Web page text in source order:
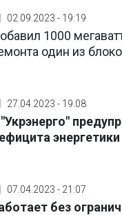
02.09.2023 - 19:19
1000
один из
27.04.2023 - 19:08
энергетики
07.04.2023 - 21:07
без